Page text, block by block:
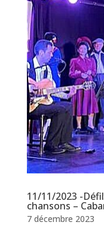
11/11/2023 -
chansons –
7 décembre 2023